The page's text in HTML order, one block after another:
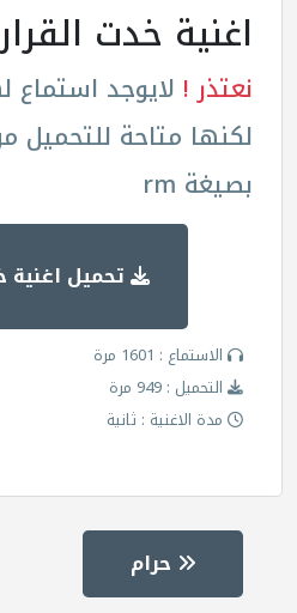
اغنية خدت القرار
نعتذر ! لايوجد استماع
لكنها متاحة للتحميل
بصيغة rm
تحميل اغنية
الاستماع : 1601 مرة
التحميل : 949 مرة
مدة الاغنية : ثانية
حرام